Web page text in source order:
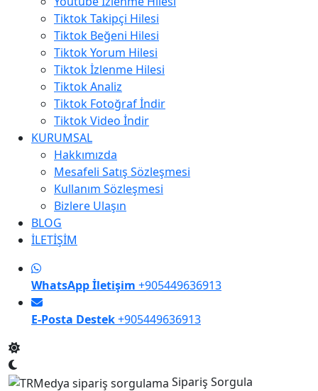
Tiktok Takipçi Hilesi
Tiktok Beğeni Hilesi
Tiktok Yorum Hilesi
Tiktok İzlenme Hilesi
Tiktok Analiz
Tiktok Fotoğraf İndir
Tiktok Video İndir
KURUMSAL
Hakkımızda
Mesafeli Satış Sözleşmesi
Kullanım Sözleşmesi
Bizlere Ulaşın
BLOG
İLETİŞİM
WhatsApp İletişim +905449636913
E-Posta Destek+905449636913
Sipariş Sorgula